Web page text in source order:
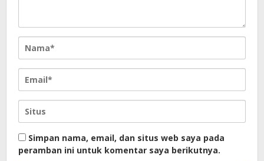
Simpan nama, email, dan situs web saya pada
peramban ini untuk komentar saya berikutnya.